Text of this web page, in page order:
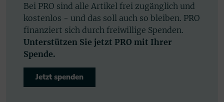
Bei PRO sind alle Artikel frei zugänglich und
kostenlos - und das soll auch so bleiben. PRO
finanziert sich durch freiwillige Spenden.
Unterstützen Sie jetzt PRO mit Ihrer
Spende.
Jetzt spenden